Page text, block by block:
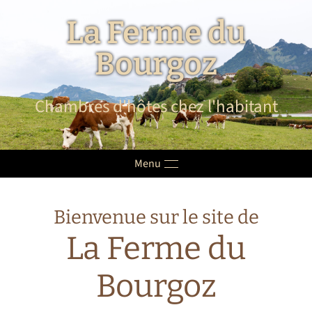
Accéder au contenu principal
La Ferme du
Bourgoz
Chambres d'hôtes chez l'habitant
Menu
Bienvenue sur le site de
La Ferme du
Bourgoz